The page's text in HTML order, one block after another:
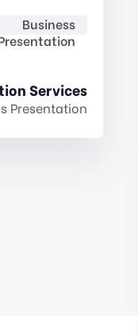
Business
Services
Presentation